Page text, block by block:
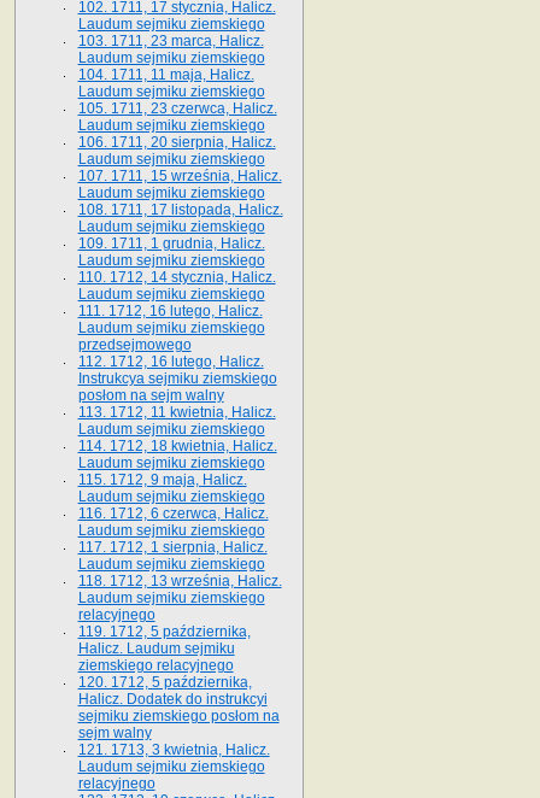
102. 1711, 17 stycznia, Halicz.
Laudum sejmiku ziemskiego
103. 1711, 23 marca, Halicz.
Laudum sejmiku ziemskiego
104. 1711, 11 maja, Halicz.
Laudum sejmiku ziemskiego
105. 1711, 23 czerwca, Halicz.
Laudum sejmiku ziemskiego
106. 1711, 20 sierpnia, Halicz.
Laudum sejmiku ziemskiego
107. 1711, 15 września, Halicz.
Laudum sejmiku ziemskiego
108. 1711, 17 listopada, Halicz.
Laudum sejmiku ziemskiego
109. 1711, 1 grudnia, Halicz.
Laudum sejmiku ziemskiego
110. 1712, 14 stycznia, Halicz.
Laudum sejmiku ziemskiego
111. 1712, 16 lutego, Halicz.
Laudum sejmiku ziemskiego
przedsejmowego
112. 1712, 16 lutego, Halicz.
Instrukcya sejmiku ziemskiego
posłom na sejm walny
113. 1712, 11 kwietnia, Halicz.
Laudum sejmiku ziemskiego
114. 1712, 18 kwietnia, Halicz.
Laudum sejmiku ziemskiego
115. 1712, 9 maja, Halicz.
Laudum sejmiku ziemskiego
116. 1712, 6 czerwca, Halicz.
Laudum sejmiku ziemskiego
117. 1712, 1 sierpnia, Halicz.
Laudum sejmiku ziemskiego
118. 1712, 13 września, Halicz.
Laudum sejmiku ziemskiego
relacyjnego
119. 1712, 5 października,
Halicz. Laudum sejmiku
ziemskiego relacyjnego
120. 1712, 5 października,
Halicz. Dodatek do instrukcyi
sejmiku ziemskiego posłom na
sejm walny
121. 1713, 3 kwietnia, Halicz.
Laudum sejmiku ziemskiego
relacyjnego